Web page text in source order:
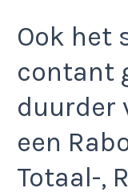
Ook het
contant
duurder
een
Totaal-,